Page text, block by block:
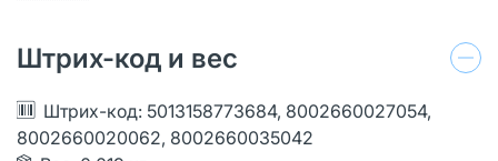
Штрих-код и вес
Штрих-код: 5013158773684, 8002660027054,
8002660020062, 8002660035042